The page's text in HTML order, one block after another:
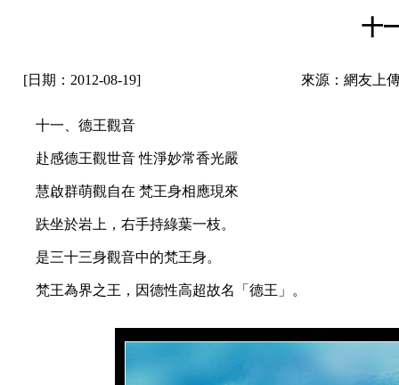
十
[日期：2012-08-19] 來源：網友上
十一、德王觀音
赴感德王觀世音 性淨妙常香光嚴
慧啟群萌觀自在 梵王身相應現來
趺坐於岩上，右手持綠葉一枝。
是三十三身觀音中的梵王身。
梵王為界之王，因德性高超故名「德王」。